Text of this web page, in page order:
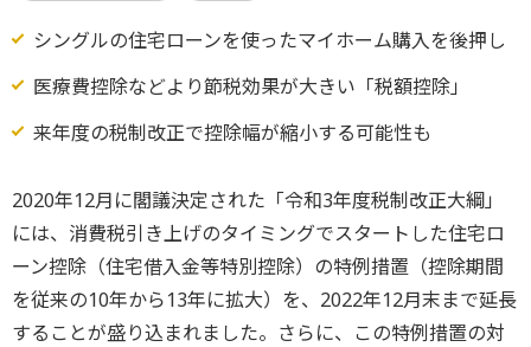
シングルの住宅ローンを使ったマイホーム購入を後押し
医療費控除などより節税効果が大きい「税額控除」
来年度の税制改正で控除幅が縮小する可能性も
2020年12月に閣議決定された「令和3年度税制改正大綱」
には、消費税引き上げのタイミングでスタートした住宅ロ
ーン控除（住宅借入金等特別控除）の特例措置（控除期間
を従来の10年から13年に拡大）を、2022年12月末まで延長
することが盛り込まれました。さらに、この特例措置の対